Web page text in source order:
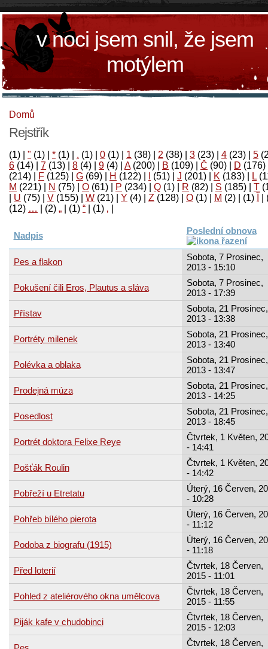
v noci jsem snil, že jsem
motýlem
Domů
Rejstřík
(1) " (1) * (1) . (1) 0 (1) 1 (38) 2 (38) 3 (23) 4 (23) 5
6 (14) 7 (13) 8 (4) 9 (4) A(200) B (109) Č (90) D (176)
(214)
F (125) G (69) H (122) (51) J (201) K (183) L
M (221) N (75) O (61) P (234) Q (1) R (82) S (185) T
U (75) V (155) W (21) Y (4) Z (128) Ο (1) М (2)
(1)
‚
(1)
“
(1)
„
(2)
…
(12)
Nadpis Poslední obnova
Pes a flakon
Sobota, 7 Prosinec,
2013 - 15:10
Pokušení čili Eros, Plautus a sláva
Sobota, 7 Prosinec,
2013 - 17:39
Přístav
Sobota, 21 Prosinec,
2013 - 13:38
Portréty milenek
Sobota, 21 Prosinec,
2013 - 13:40
Polévka a oblaka
Sobota, 21 Prosinec,
2013 - 13:47
Prodejná múza
Sobota, 21 Prosinec,
2013 - 14:25
Posedlost
Sobota, 21 Prosinec,
2013 - 18:45
Portrét doktora Felixe Reye
Čtvrtek, 1 Květen,
- 14:41
Pošťák Roulin
Čtvrtek, 1 Květen,
- 14:42
Pobřeží u Etretatu
Úterý, 16 Červen,
- 10:28
Pohřeb bílého pierota
Úterý, 16 Červen,
- 11:12
Podoba z biografu (1915)
Úterý, 16 Červen,
- 11:18
Před loterií
Čtvrtek, 18 Červen,
2015 - 11:01
Pohled z ateliérového okna umělcova
Čtvrtek, 18 Červen,
2015 - 11:55
Piják kafe v chudobinci
Čtvrtek, 18 Červen,
2015 - 12:03
Čtvrtek, 18 Červen,